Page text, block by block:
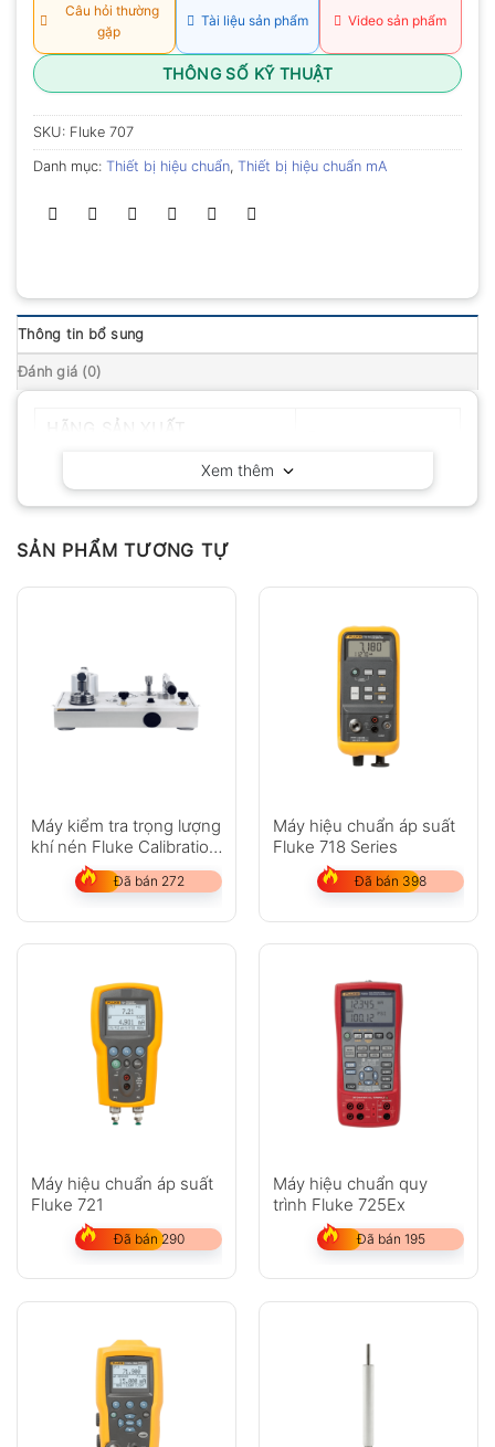
Câu hỏi thường
gặp
Tài liệu sản phẩm Video sản phẩm
THÔNG SỐ KỸ THUẬT
SKU: Fluke 707
Danh mục: Thiết bị hiệu chuẩn, Thiết bị hiệu chuẩn mA
Thông tin bổ sung
Đánh giá (0)
Xem thêm
SẢN PHẨM TƯƠNG TỰ
Máy kiểm tra trọng lượng
khí nén Fluke Calibration
P3000
Đã bán 272
Máy hiệu chuẩn áp suất
Fluke 718 Series
Đã bán 398
Máy hiệu chuẩn áp suất
Fluke 721
Đã bán 290
Máy hiệu chuẩn quy
trình Fluke 725Ex
Đã bán 195